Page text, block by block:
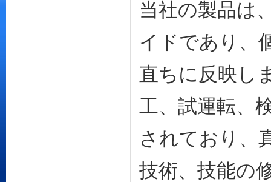
当社の製品は
イドであり、
直ちに反映し
工、試運転、
されており、
技術、技能の